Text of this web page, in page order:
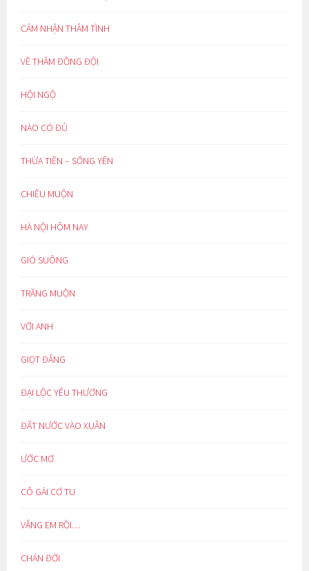
CẢM NHẬN THÂM TÌNH
VỀ THĂM ĐỒNG ĐỘI
HỘI NGỘ
NÀO CÓ ĐỦ
THỪA TIỀN – SỐNG YÊN
CHIỀU MUỘN
HÀ NỘI HÔM NAY
GIÓ SUÔNG
TRĂNG MUỘN
VỚI ANH
GIỌT ĐẮNG
ĐẠI LỘC YÊU THƯƠNG
ĐẤT NƯỚC VÀO XUÂN
ƯỚC MƠ
CÔ GÁI CƠ TU
VẮNG EM RỒI…
CHÁN ĐỜI